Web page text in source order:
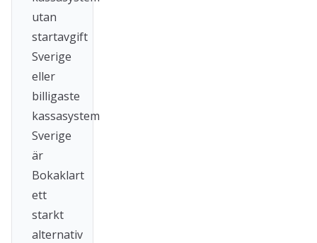
utan
startavgift
Sverige
eller
billigaste
kassasystem
Sverige
är
Bokaklart
ett
starkt
alternativ